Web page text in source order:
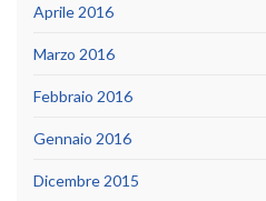
Aprile 2016
Marzo 2016
Febbraio 2016
Gennaio 2016
Dicembre 2015